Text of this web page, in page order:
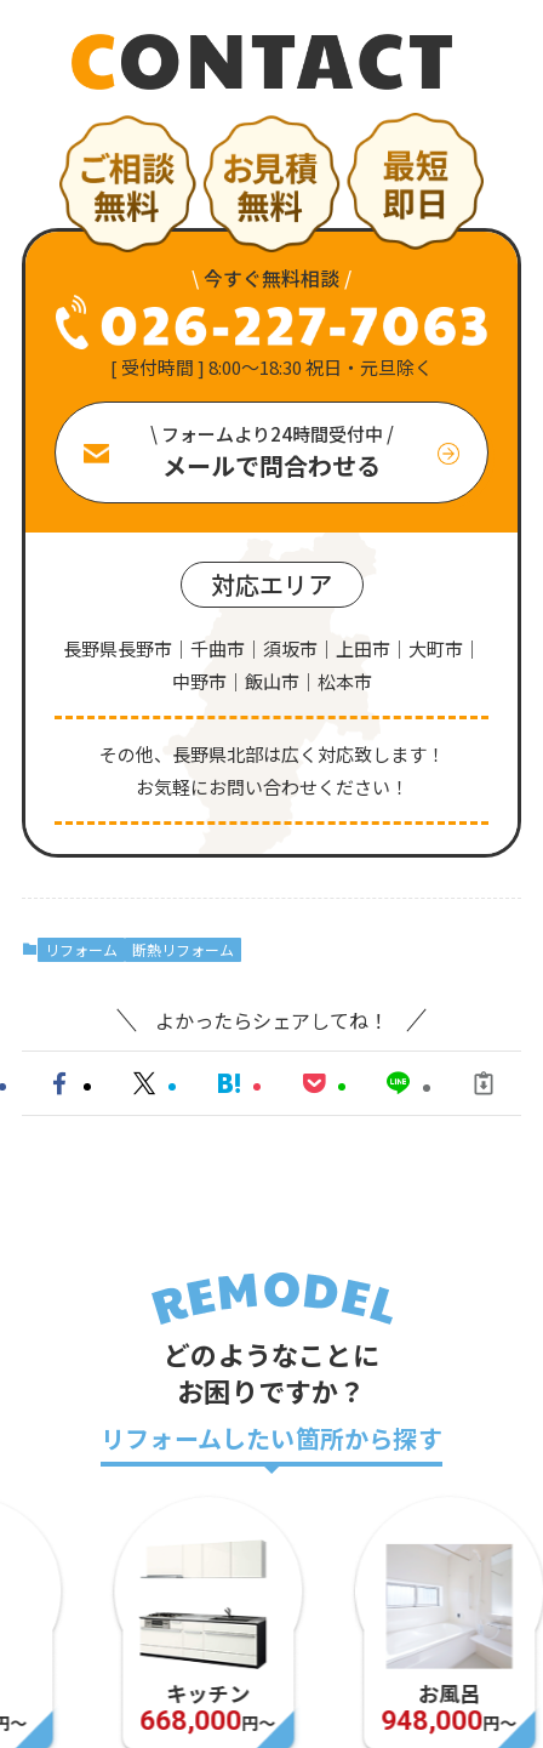
\今すぐ無料相談 /
[ 受付時間 ] 8:00〜18:30 祝日・元旦除く
\ フォームより24時間受付中 /
メールで問合わせる
対応エリア
長野県長野市｜千曲市｜須坂市｜上田市｜大町市｜
中野市｜飯山市｜松本市
その他、⻑野県北部は広く対応致します！
お気軽にお問い合わせください！
リフォーム 断熱リフォーム
よかったらシェアしてね！
どのようなことに
お困りですか？
リフォームしたい箇所から探す
キッチン
668,000円〜
お風呂
948,000円〜